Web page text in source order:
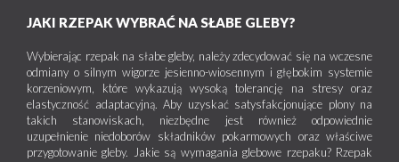
JAKI RZEPAK WYBRAĆ NA SŁABE GLEBY?
Wybierając rzepak na słabe gleby, należy zdecydować się na wczesne
odmiany o silnym wigorze jesienno-wiosennym i głębokim systemie
korzeniowym, które wykazują wysoką tolerancję na stresy oraz
elastyczność adaptacyjną. Aby uzyskać satysfakcjonujące plony na
takich stanowiskach, niezbędne jest również odpowiednie
uzupełnienie niedoborów składników pokarmowych oraz właściwe
przygotowanie gleby. Jakie są wymagania glebowe rzepaku? Rzepak